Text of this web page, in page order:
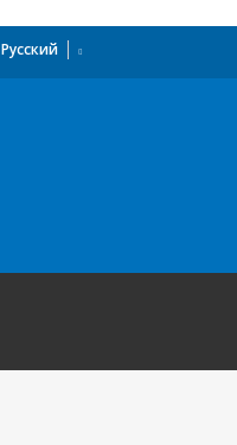
Русский